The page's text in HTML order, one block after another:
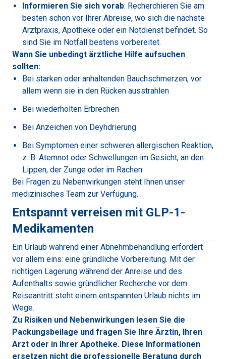
Informieren Sie sich vorab: Recherchieren Sie am
besten schon vor Ihrer Abreise, wo sich die nächste
Arztpraxis, Apotheke oder ein Notdienst befindet. So
sind Sie im Notfall bestens vorbereitet.
Wann Sie unbedingt ärztliche Hilfe aufsuchen
sollten:
Bei starken oder anhaltenden Bauchschmerzen, vor
allem wenn sie in den Rücken ausstrahlen
Bei wiederholten Erbrechen
Bei Anzeichen von Deyhdrierung
Bei Symptomen einer schweren allergischen Reaktion,
z. B. Atemnot oder Schwellungen im Gesicht, an den
Lippen, der Zunge oder im Rachen
Bei Fragen zu Nebenwirkungen steht Ihnen unser
medizinisches Team zur Verfügung.
Entspannt verreisen mit GLP-1-
Medikamenten
Ein Urlaub während einer Abnehmbehandlung erfordert
vor allem eins: eine gründliche Vorbereitung. Mit der
richtigen Lagerung während der Anreise und des
Aufenthalts sowie gründlicher Recherche vor dem
Reiseantritt steht einem entspannten Urlaub nichts im
Wege.
Zu Risiken und Nebenwirkungen lesen Sie die
Packungsbeilage und fragen Sie Ihre Ärztin, Ihren
Arzt oder in Ihrer Apotheke. Diese Informationen
ersetzen nicht die professionelle Beratung durch